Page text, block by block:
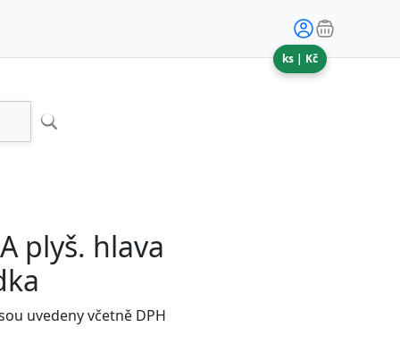
ks | Kč
plyš. hlava
uvedeny včetně DPH